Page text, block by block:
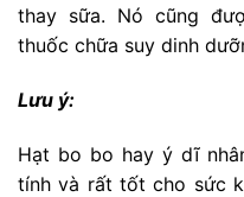
thay sữa. Nó cũng
thuốc chữa suy dinh
Lưu ý:
Hạt bo bo hay ý dĩ
tính và rất tốt cho sức